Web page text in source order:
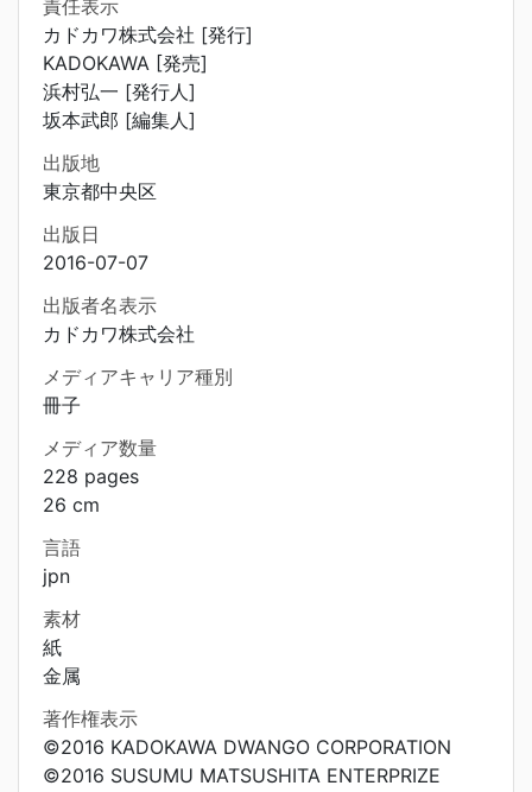
責任表示
カドカワ株式会社 [発行]
KADOKAWA [発売]
浜村弘一 [発行人]
坂本武郎 [編集人]
出版地
東京都中央区
出版日
2016-07-07
出版者名表示
カドカワ株式会社
メディアキャリア種別
冊子
メディア数量
228 pages
26 cm
言語
jpn
素材
紙
金属
著作権表示
©2016 KADOKAWA DWANGO CORPORATION
©2016 SUSUMU MATSUSHITA ENTERPRIZE